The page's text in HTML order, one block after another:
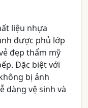
liệu nhựa
được phủ lớp
đẹp thẩm mỹ
Đặc biệt với
bị ảnh
dàng vệ sinh và